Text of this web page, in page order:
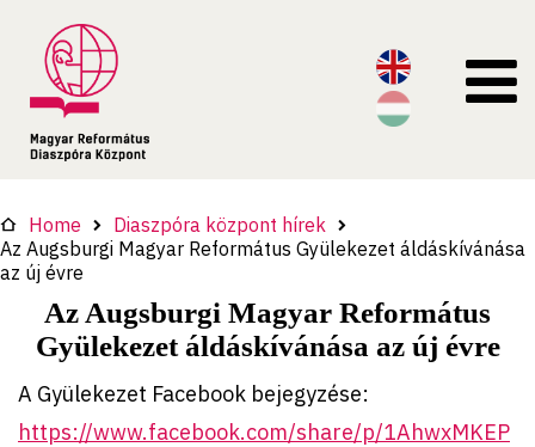
Home
Diaszpóra központ hírek
Az Augsburgi Magyar Református Gyülekezet áldáskívánása
az új évre
Az Augsburgi Magyar Református
Gyülekezet áldáskívánása az új évre
A Gyülekezet Facebook bejegyzése:
https://www.facebook.com/share/p/1AhwxMKEP